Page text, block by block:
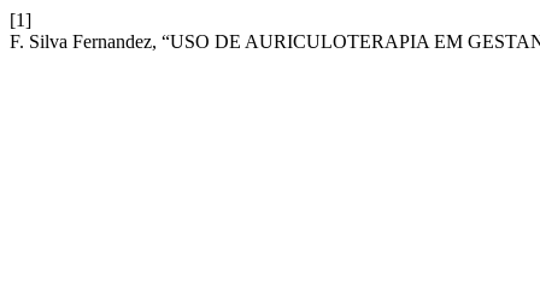
[1]
F. Silva Fernandez, “USO DE AURICULOTERAPIA EM